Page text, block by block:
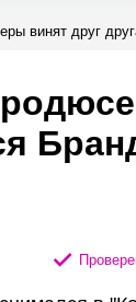
винят друг